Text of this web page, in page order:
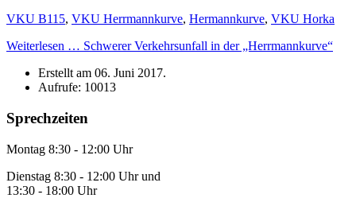
VKU B115, VKU Herrmannkurve, Hermannkurve, VKU Horka
Weiterlesen … Schwerer Verkehrsunfall in der „Herrmannkurve“
Erstellt am 06. Juni 2017.
Aufrufe: 10013
Sprechzeiten
Montag 8:30 - 12:00 Uhr
Dienstag 8:30 - 12:00 Uhr und
13:30 - 18:00 Uhr